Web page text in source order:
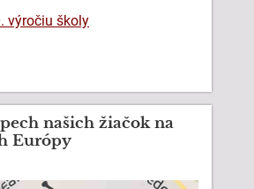
výročiu školy
našich žiačok na
Európy